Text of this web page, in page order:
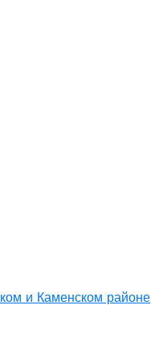
и Каменском районе